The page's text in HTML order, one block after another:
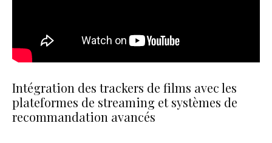
Intégration des trackers de films avec les
plateformes de streaming et systèmes de
recommandation avancés